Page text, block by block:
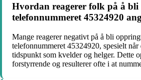
Hvordan reagerer folk på å
telefonnummeret 45324920
Mange reagerer negativt på å bli
telefonnummeret 45324920, spesielt
tidspunkt som kvelder og helger. Dette
forstyrrende og resulterer ofte i at